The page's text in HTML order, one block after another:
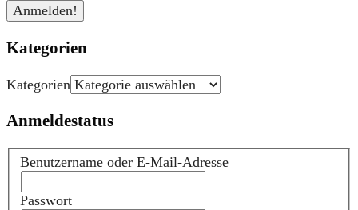
Kategorien
Kategorien
Anmeldestatus
Benutzername oder E-Mail-Adresse
Passwort